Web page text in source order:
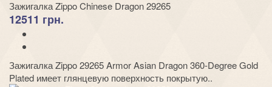
Зажигалка Zippo Chinese Dragon 29265
12511 грн.
Зажигалка Zippo 29265 Armor Asian Dragon 360-Degree Gold
Plated имеет глянцевую поверхность покрытую..